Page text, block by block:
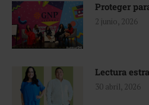
Proteger
2 junio, 2026
Lectura
30 abril, 2026